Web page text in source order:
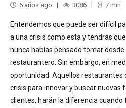
6 años ago 3086 7min
Entendemos que puede ser difícil
a una crisis como esta y tendrás
nunca habías pensado tomar
restaurantero. Sin embargo, en
oportunidad. Aquellos restaurantes
crisis para innovar y buscar nuevas
clientes, harán la diferencia